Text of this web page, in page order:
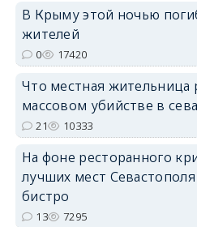
В Крыму этой ночью
жителей
0 17420
Что местная жительница
массовом убийстве в
21 10333
На фоне ресторанного
лучших мест
бистро
13 7295